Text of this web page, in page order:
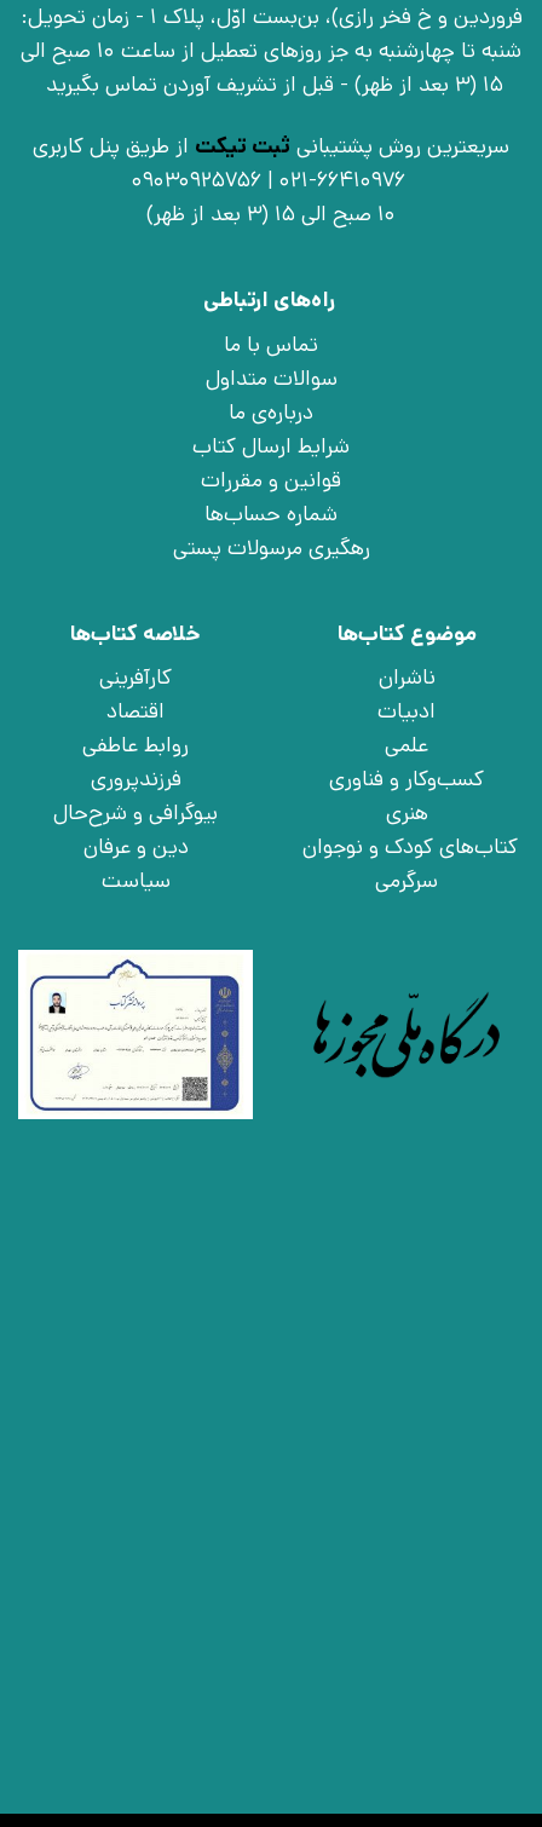
فروردین و خ فخر رازی)، بن‌بست اوّل، پلاک 1 - زمان تحویل:
شنبه تا چهارشنبه به جز روزهای تعطیل از ساعت 10 صبح الی
15 (3 بعد از ظهر) - قبل از تشریف آوردن تماس بگیرید
سریعترین روش پشتیبانی ثبت تیکت از طریق پنل کاربری
021-66410976 | 09030925756
10 صبح الی 15 (3 بعد از ظهر)
راه‌های ارتباطی
تماس با ما
سوالات متداول
درباره‌ی ما
شرایط ارسال کتاب
قوانین و مقررات
شماره حساب‌ها
رهگیری مرسولات پستی
موضوع کتاب‌ها
ناشران
ادبیات
علمی
کسب‌وکار و فناوری
هنری
کتاب‌های کودک و نوجوان
سرگرمی
خلاصه کتاب‌ها
کارآفرینی
اقتصاد
روابط عاطفی
فرزندپروری
بیوگرافی و شرح‌حال
دین و عرفان
سیاست